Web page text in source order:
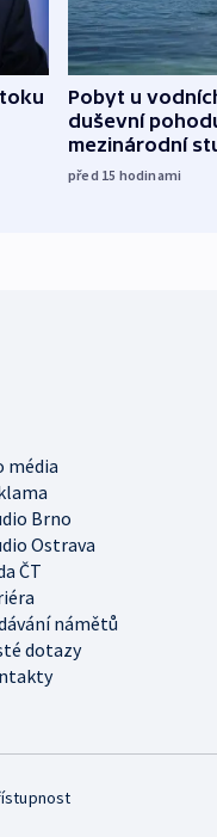
Pobyt u
duševní
mezinárodní
před 15 hodinami
média
Brno
Ostrava
ČT
námětů
dotazy